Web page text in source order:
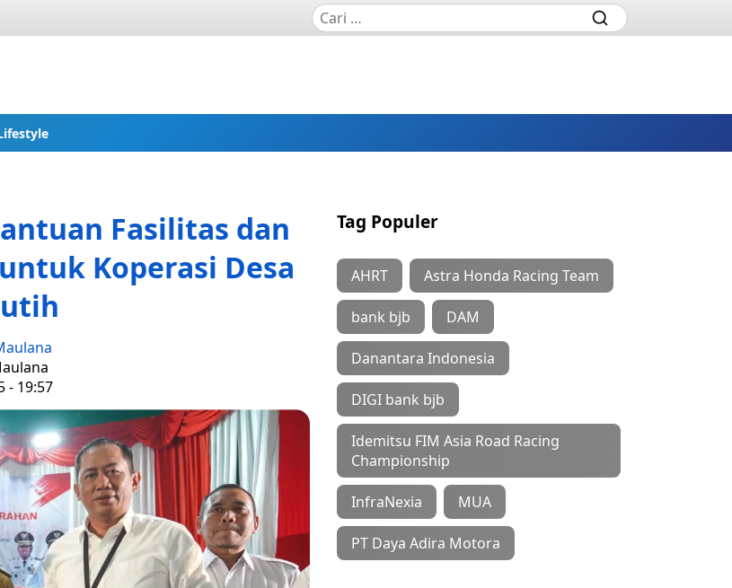
Fasilitas dan
Koperasi Desa
- 19:57
Tag Populer
AHRT Astra Honda Racing Team
bank bjb DAM
Danantara Indonesia
DIGI bank bjb
Idemitsu FIM Asia Road Racing
Championship
InfraNexia MUA
PT Daya Adira Motora